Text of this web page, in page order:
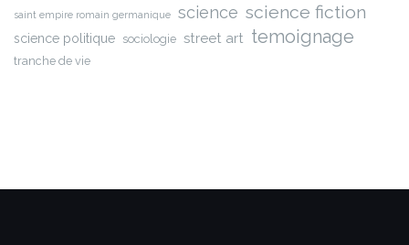
saint empire romain germanique science science fiction
science politique sociologie street art temoignage
tranche de vie